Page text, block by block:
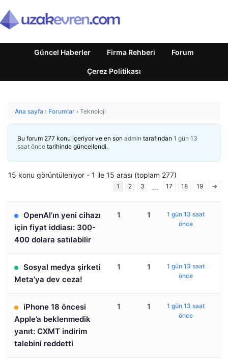
Güncel Haberler Firma Rehberi Forum
Çerez Politikası
Ana sayfa › Forumlar › Teknoloji
Bu forum 277 konu içeriyor ve en son admin tarafından 1 gün 13
saat önce tarihinde güncellendi.
15 konu görüntüleniyor - 1 ile 15 arası (toplam 277)
1 2 3 … 17 18 19 →
OpenAI’ın yeni cihazı
için fiyat iddiası: 300-
400 dolara satılabilir
1 1
1 gün 13 saat
önce
Sosyal medya şirketi
Meta’ya dev ceza!
1 1
1 gün 13 saat
önce
iPhone 18 öncesi
Apple’a beklenmedik
yanıt: CXMT indirim
talebini reddetti
1 1
1 gün 13 saat
önce